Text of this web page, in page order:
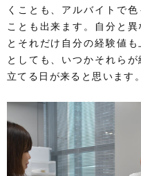
くことも、アルバイトで
ことも出来ます。自分と
とそれだけ自分の経験値
としても、いつかそれら
立てる日が来ると思います。